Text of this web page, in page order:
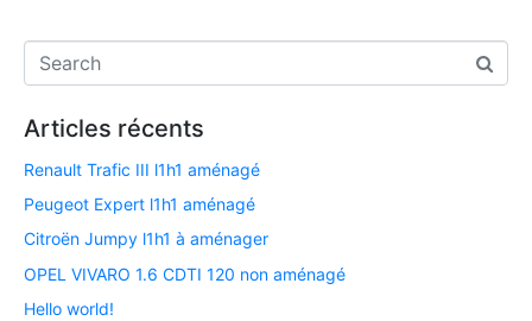
Articles récents
Renault Trafic III l1h1 aménagé
Peugeot Expert l1h1 aménagé
Citroën Jumpy l1h1 à aménager
OPEL VIVARO 1.6 CDTI 120 non aménagé​
Hello world!